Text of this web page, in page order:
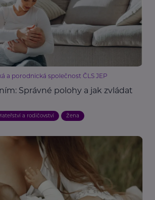
a porodnická společnost ČLS JEP
Správné polohy a jak zvládat
a rodičovství Žena